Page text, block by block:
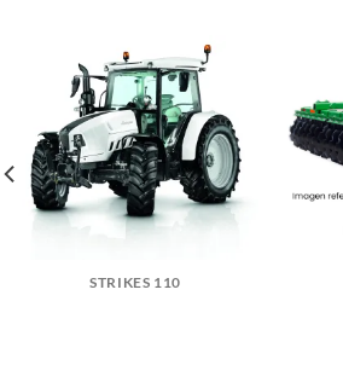
STRIKES 110